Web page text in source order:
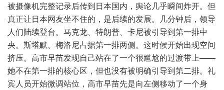
被摄像机完整记录后传到日本国内，舆论几乎瞬间炸开。但
真正让日本网友坐不住的，是后续的发展。几分钟后，领导
人们陆续登台。马克龙、特朗普、卡尼被引导到第一排中
央。斯塔默、梅洛尼占据第一排两侧。这时候开始出现空间
挤压。高市早苗发现自己站在了一个很尴尬的过渡带上——
她不在第一排的核心区，但也没有被明确引导到第二排。礼
宾人员开始微调站位，高市早苗先是向左侧移动了一个身